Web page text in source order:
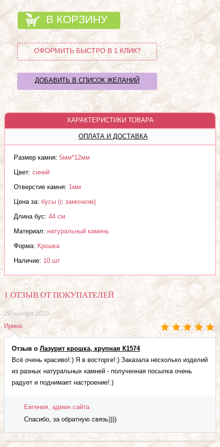
В КОРЗИНУ
ОФОРМИТЬ БЫСТРО В 1 КЛИК?
ДОБАВИТЬ В СПИСОК ЖЕЛАНИЙ
ХАРАКТЕРИСТИКИ ТОВАРА
ОПЛАТА И ДОСТАВКА
Размер камня: 5мм*12мм
Цвет: синий
Отверстие камня: 1мм
Цена за: бусы (с замочком)
Длина бус: 44 см
Материал: натуральный камень
Форма: Крошка
Наличие: 10 шт
1 ОТЗЫВ ОТ ПОКУПАТЕЛЕЙ
29 ноября 2019
Ирина
Отзыв о Лазурит крошка, крупная К1574
Всё очень красиво!:) Я в восторге!:) Заказала несколько изделий
из разных натуральных камней - полученная посылка очень
радует и поднимает настроение!:)
Евгения, админ сайта
Спасибо, за обратную связь))))